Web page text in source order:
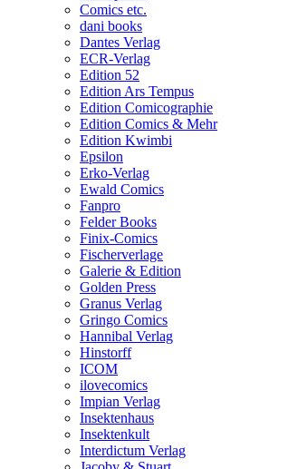
Comics etc.
dani books
Dantes Verlag
ECR-Verlag
Edition 52
Edition Ars Tempus
Edition Comicographie
Edition Comics & Mehr
Edition Kwimbi
Epsilon
Erko-Verlag
Ewald Comics
Fanpro
Felder Books
Finix-Comics
Fischerverlage
Galerie & Edition
Golden Press
Granus Verlag
Gringo Comics
Hannibal Verlag
Hinstorff
ICOM
ilovecomics
Impian Verlag
Insektenhaus
Insektenkult
Interdictum Verlag